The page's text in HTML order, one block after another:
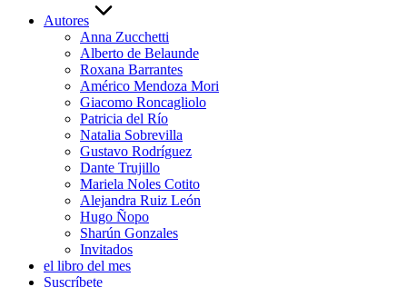
Autores
Anna Zucchetti
Alberto de Belaunde
Roxana Barrantes
Américo Mendoza Mori
Giacomo Roncagliolo
Patricia del Río
Natalia Sobrevilla
Gustavo Rodríguez
Dante Trujillo
Mariela Noles Cotito
Alejandra Ruiz León
Hugo Ñopo
Sharún Gonzales
Invitados
el libro del mes
Suscríbete